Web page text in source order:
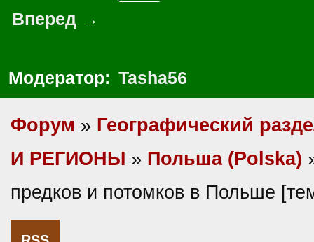
Вперед →
Модератор: Tasha56
Форум » Географический
И РЕГИОНЫ » Польша (Polska)
предков и потомков в Польше